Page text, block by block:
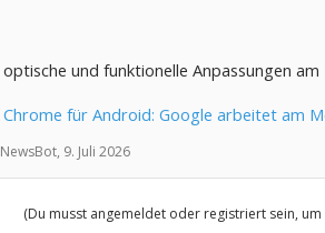
optische und funktionelle Anpassungen am
Chrome für Android: Google arbeitet am
NewsBot, 9. Juli 2026
(Du musst angemeldet oder registriert sein,